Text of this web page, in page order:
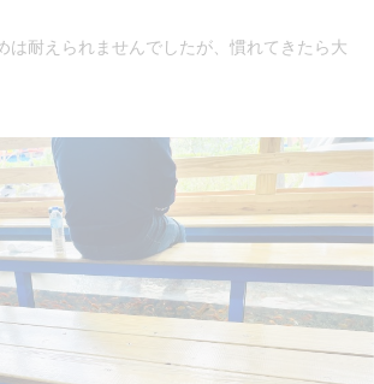
は耐えられませんでしたが、慣れてきたら大